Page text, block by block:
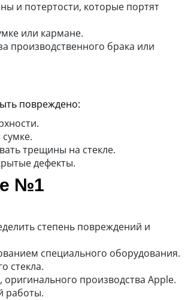
и потертости, которые портят
или кармане.
производственного брака или
повреждено:
трещины на стекле.
дефекты.
№1
степень повреждений и
специального оборудования.
стекла.
оригинального производства Apple.
работы.